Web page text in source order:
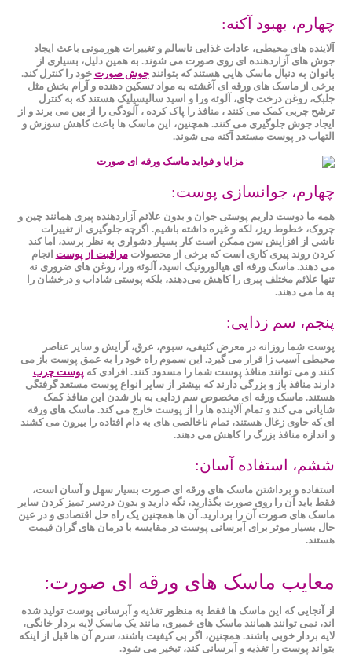
چهارم، بهبود آکنه:
آلاینده های محیطی، عادات غذایی ناسالم و تغییرات هورمونی باعث ایجاد
جوش های آزاردهنده ای روی صورت می شوند. به همین دلیل، بسیاری از
بانوان به دنبال ماسک هایی هستند که بتوانندجوش صورت خود را کنترل کند.
برخی از ماسک های ورقه ای آغشته به مواد تسکین دهنده و آرام بخش مثل
جلبک، روغن درخت چای، آلوئه ورا و اسید سالیسیلیک هستند که به کنترل
ترشح چربی کمک می کنند ، منافذ را پاک کرده ، آلودگی را از بین می برند و از
ایجاد جوش جلوگیری می کنند. همچنین، این ماسک ها باعث کاهش سوزش و
التهاب در پوست مستعد آکنه می شوند.
چهارم، جوانسازی پوست:
همه ما دوست داریم پوستی جوان و بدون علائم آزاردهنده پیری همانند چین و
چروک، خطوط ریز، لکه و غیره داشته باشیم. اگرچه جلوگیری از تغییرات
ناشی از افزایش سن ممکن است کار بسیار دشواری به نظر برسد، اما کند
کردن روند پیری کاری است که برخی از محصولاتمراقبت از پوست انجام
می دهند. ماسک ورقه ای هیالورونیک اسید، آلوئه ورا، روغن‌ های ضروری نه
تنها علائم مختلف پیری را کاهش می‌دهند، بلکه پوستی شاداب و درخشان را
به ما می دهند.
پنجم، سم زدایی:
پوست شما روزانه در معرض کثیفی، سبوم، عرق، آرایش و سایر عناصر
محیطی آسیب زا قرار می گیرد. این سموم راه خود را به عمق پوست باز می
کنند و می توانند منافذ پوست شما را مسدود کنند. افرادی که پوست چرب
دارند منافذ باز و بزرگی دارند که بیشتر از سایر انواع پوست مستعد گرفتگی
هستند. ماسک ورقه ای مخصوص سم زدایی به باز شدن این منافذ کمک
شایانی می کند و تمام آلاینده ها را از پوست خارج می کند. ماسک های ورقه
ای که حاوی زغال هستند، تمام ناخالصی های به دام افتاده را بیرون می کشند
و اندازه منافذ بزرگ را کاهش می دهند.
ششم، استفاده آسان:
استفاده و برداشتن ماسک های ورقه ای صورت بسیار سهل و آسان است،
فقط باید آن را روی صورت بگذارید، نگه دارید و بدون دردسر تمیز کردن سایر
ماسک های صورت آن را بردارید. آن ها همچنین یک راه حل اقتصادی و در عین
حال بسیار موثر برای آبرسانی پوست در مقایسه با درمان های گران قیمت
هستند.
معایب ماسک های ورقه ای صورت:
از آنجایی که این ماسک ها فقط به منظور تغذیه و آبرسانی پوست تولید شده
اند، نمی توانند همانند ماسک های خمیری، مانند یک ماسک لایه بردار خانگی،
لایه بردار خوبی باشند. همچنین، اگر بی کیفیت باشند، سرم آن ها قبل از اینکه
بتواند پوست را تغذیه و آبرسانی کند، تبخیر می شود.